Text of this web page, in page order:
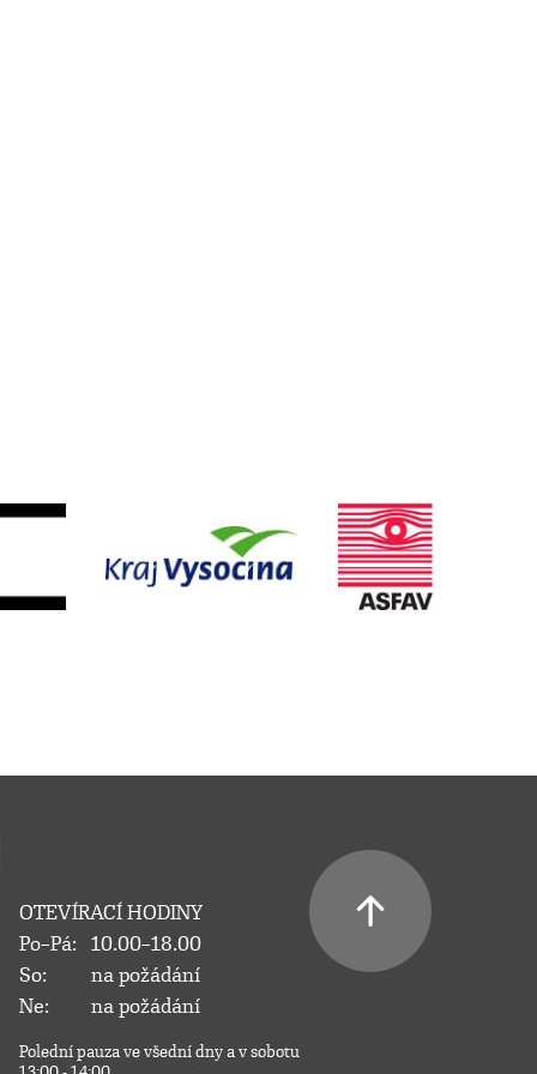
OTEVÍRACÍ HODINY
Po–Pá:
10.00–18.00
So:
na požádání
Ne:
na požádání
Polední pauza ve všední dny a v sobotu